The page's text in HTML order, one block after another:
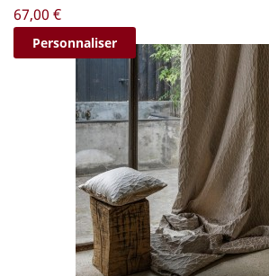
Prix
67,00 €
Personnaliser